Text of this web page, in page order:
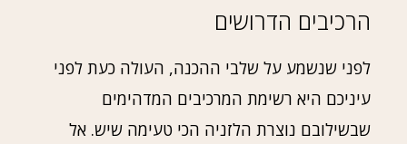
הרכיבים הדרושים
לפני שנשמע על שלבי ההכנה, העולה כעת לפני
עיניכם היא רשימת המרכיבים המדהימים
שבשילובם נוצרת הלזניה הכי טעימה שיש. אל